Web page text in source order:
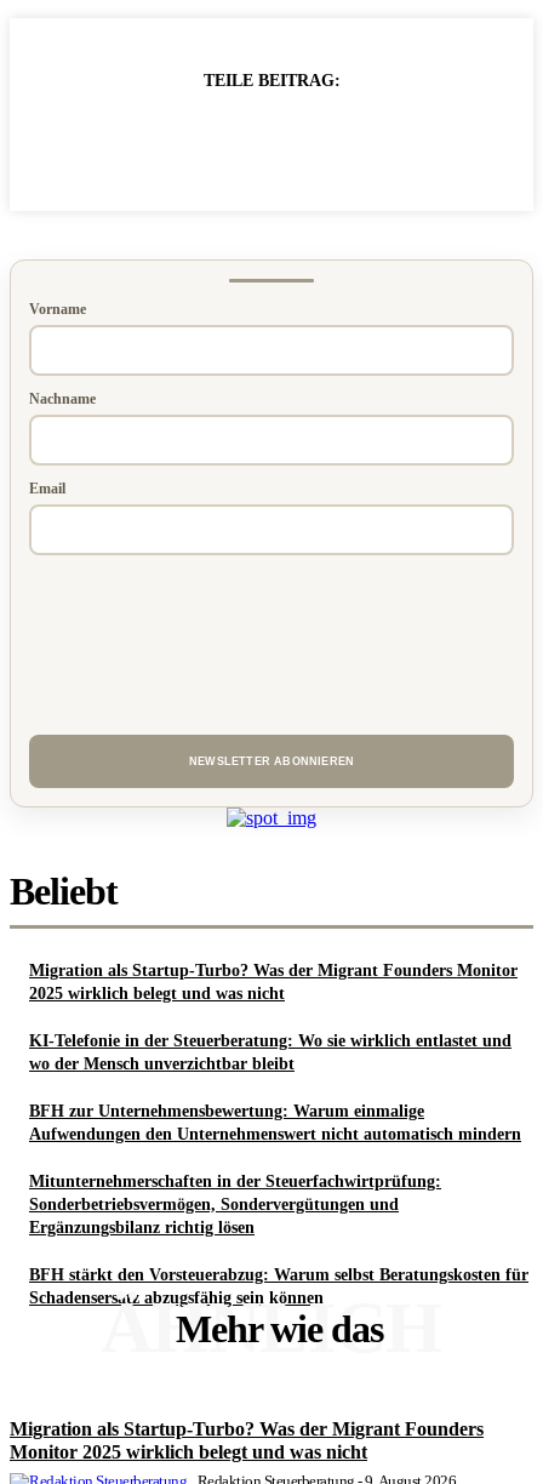
TEILE BEITRAG:
Vorname
Nachname
Email
Beliebt
Migration als Startup-Turbo? Was der Migrant Founders Monitor
2025 wirklich belegt und was nicht
KI-Telefonie in der Steuerberatung: Wo sie wirklich entlastet und
wo der Mensch unverzichtbar bleibt
BFH zur Unternehmensbewertung: Warum einmalige
Aufwendungen den Unternehmenswert nicht automatisch mindern
Mitunternehmerschaften in der Steuerfachwirtprüfung:
Sonderbetriebsvermögen, Sondervergütungen und
Ergänzungsbilanz richtig lösen
BFH stärkt den Vorsteuerabzug: Warum selbst Beratungskosten für
Schadensersatz abzugsfähig sein können
Mehr wie das
ÄHNLICH
Migration als Startup-Turbo? Was der Migrant Founders
Monitor 2025 wirklich belegt und was nicht